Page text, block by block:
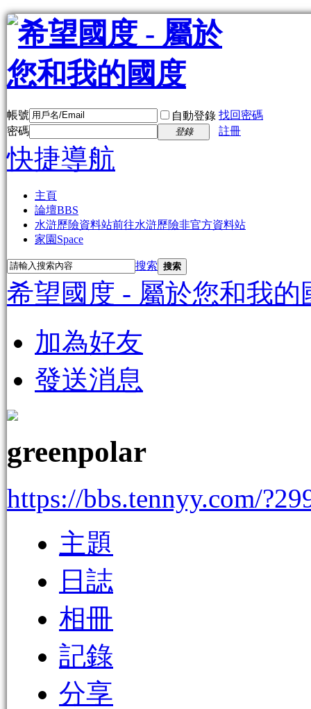
帳號 自動登錄 找回密碼
密碼
登錄 註冊
快捷導航
主頁
論壇BBS
水滸歷險資料站前往水滸歷險非官方資料站
家園 Space
搜索 搜索
希望國度 - 屬於您和我的
加為好友
發送消息
greenpolar
https://bbs.tennyy.com/
主題
日誌
相冊
記錄
分享